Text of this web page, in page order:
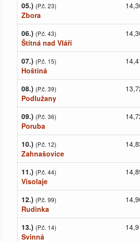
05.) (P.č. 23)
Zbora
06.) (P.č. 43)
Štítná nad Vláří
07.) (P.č. 15)
Hoštiná
08.) (P.č. 39)
Podlužany
09.) (P.č. 36)
Poruba
10.) (P.č. 12)
Zahnašovice
11.) (P.č. 44)
Visolaje
12.) (P.č. 99)
Rudinka
13.) (P.č. 14)
Svinná